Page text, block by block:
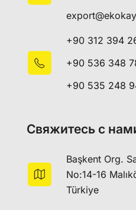
+90 312 394
+90 536 348
+90 535 248
Свяжитесь с
Başkent Org.
No:14-16
Türkiye